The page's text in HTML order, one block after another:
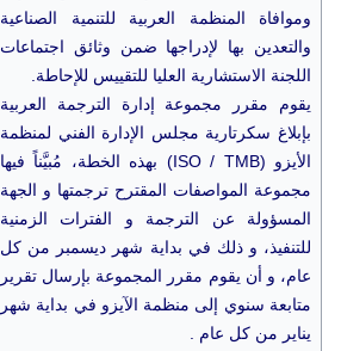
وموافاة المنظمة العربية للتنمية الصناعية
والتعدين بها لإدراجها ضمن وثائق اجتماعات
اللجنة الاستشارية العليا للتقييس للإحاطة.
يقوم مقرر مجموعة إدارة الترجمة العربية
بإبلاغ سكرتارية مجلس الإدارة الفني لمنظمة
الأيزو (ISO / TMB) بهذه الخطة، مُبيَّناً فيها
مجموعة المواصفات المقترح ترجمتها و الجهة
المسؤولة عن الترجمة و الفترات الزمنية
للتنفيذ، و ذلك في بداية شهر ديسمبر من كل
عام، و أن يقوم مقرر المجموعة بإرسال تقرير
متابعة سنوي إلى منظمة الآيزو في بداية شهر
يناير من كل عام .